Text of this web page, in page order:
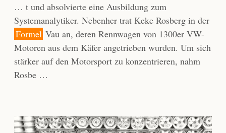
… t und absolvierte eine Ausbildung zum
Systemanalytiker. Nebenher trat Keke Rosberg in der
Formel Vau an, deren Rennwagen von 1300er VW-
Motoren aus dem Käfer angetrieben wurden. Um sich
stärker auf den Motorsport zu konzentrieren, nahm
Rosbe …